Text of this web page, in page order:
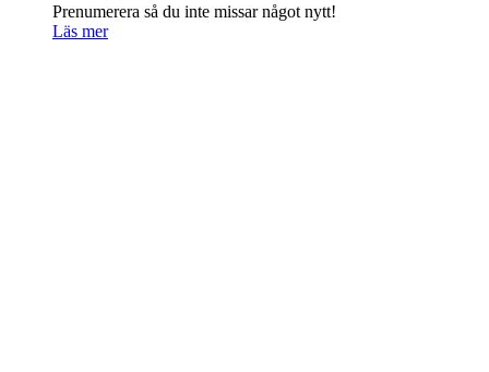
Prenumerera så du inte missar något nytt!
Läs mer